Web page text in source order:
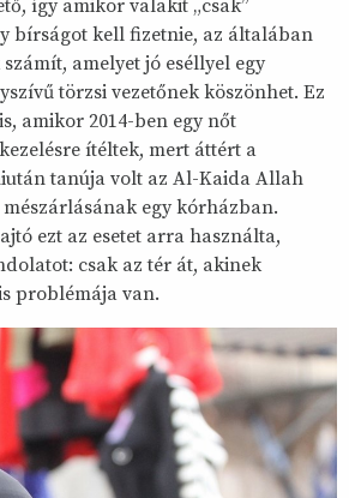
így amikor valakit „csak”
bírságot kell fizetnie, az általában
amelyet jó eséllyel egy
törzsi vezetőnek köszönhet. Ez
amikor 2014-ben egy nőt
ítéltek, mert áttért a
tanúja volt az Al-Kaida Allah
egy kórházban.
ezt az esetet arra használta,
csak az tér át, akinek
problémája van.